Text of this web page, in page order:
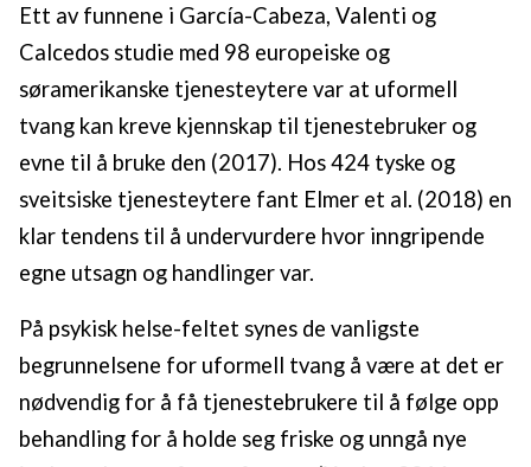
Ett av funnene i García-Cabeza, Valenti og
Calcedos studie med 98 europeiske og
søramerikanske tjenesteytere var at uformell
tvang kan kreve kjennskap til tjenestebruker og
evne til å bruke den (2017). Hos 424 tyske og
sveitsiske tjenesteytere fant Elmer et al. (2018) en
klar tendens til å undervurdere hvor inngripende
egne utsagn og handlinger var.
På psykisk helse-feltet synes de vanligste
begrunnelsene for uformell tvang å være at det er
nødvendig for å få tjenestebrukere til å følge opp
behandling for å holde seg friske og unngå nye